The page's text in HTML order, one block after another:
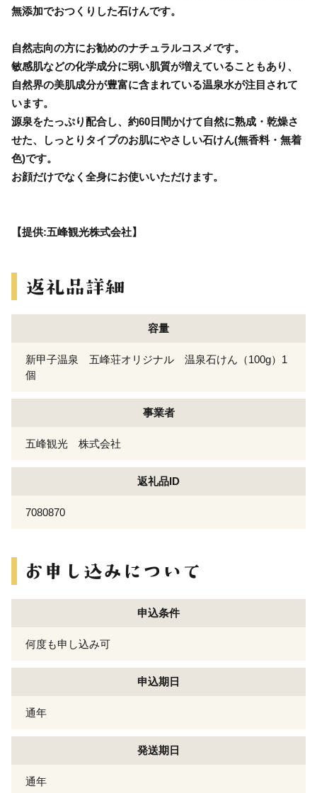
無添加でおつくりした石けんです。
自然志向の方にお勧めのナチュラルコスメです。
敏感肌などの化学成分に弱い肌質が増えていることもあり、
自然界の美肌成分が豊富に含まれている温泉水が注目されて
います。
源泉をたっぷり配合し、約60日間かけて自然に熟成・乾燥さ
せた、しっとりタイプのお肌にやさしい石けん(無香料・無着
色)です。
お顔だけでなく全身にお使いいただけます。
【提供:五峰観光株式会社】
容量
新甲子温泉 五峰荘オリジナル 温泉石けん（100g）1
個
事業者
五峰観光 株式会社
返礼品ID
7080870
申込条件
何度も申し込み可
申込期日
通年
発送期日
通年